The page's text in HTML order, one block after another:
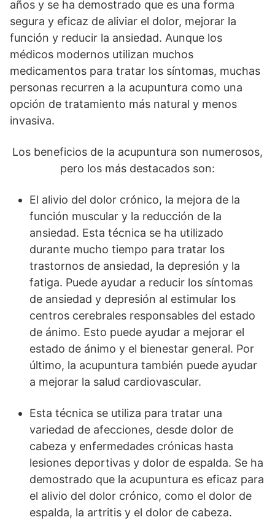
años y se ha demostrado que es una forma
segura y eficaz de aliviar el dolor, mejorar la
función y reducir la ansiedad. Aunque los
médicos modernos utilizan muchos
medicamentos para tratar los síntomas, muchas
personas recurren a la acupuntura como una
opción de tratamiento más natural y menos
invasiva.
Los beneficios de la acupuntura son numerosos,
pero los más destacados son:
El alivio del dolor crónico, la mejora de la
función muscular y la reducción de la
ansiedad. Esta técnica se ha utilizado
durante mucho tiempo para tratar los
trastornos de ansiedad, la depresión y la
fatiga. Puede ayudar a reducir los síntomas
de ansiedad y depresión al estimular los
centros cerebrales responsables del estado
de ánimo. Esto puede ayudar a mejorar el
estado de ánimo y el bienestar general. Por
último, la acupuntura también puede ayudar
a mejorar la salud cardiovascular.
Esta técnica se utiliza para tratar una
variedad de afecciones, desde dolor de
cabeza y enfermedades crónicas hasta
lesiones deportivas y dolor de espalda. Se ha
demostrado que la acupuntura es eficaz para
el alivio del dolor crónico, como el dolor de
espalda, la artritis y el dolor de cabeza.